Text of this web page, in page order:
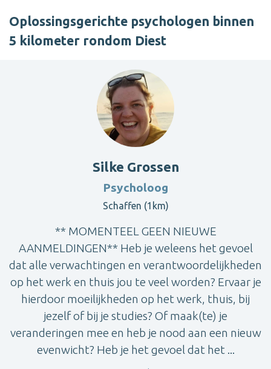
Oplossingsgerichte psychologen binnen
5 kilometer rondom Diest
Silke Grossen
Psycholoog
Schaffen (1km)
** MOMENTEEL GEEN NIEUWE
AANMELDINGEN** Heb je weleens het gevoel
dat alle verwachtingen en verantwoordelijkheden
op het werk en thuis jou te veel worden? Ervaar je
hierdoor moeilijkheden op het werk, thuis, bij
jezelf of bij je studies? Of maak(te) je
veranderingen mee en heb je nood aan een nieuw
evenwicht? Heb je het gevoel dat het ...